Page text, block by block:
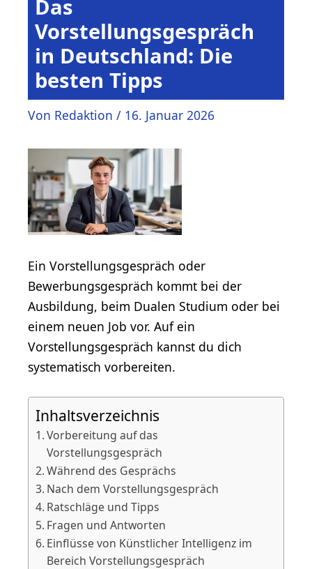
Das
Vorstellungsgespräch
in Deutschland: Die
besten Tipps
Von Redaktion / 16. Januar 2026
Ein Vorstellungsgespräch oder
Bewerbungsgespräch kommt bei der
Ausbildung, beim Dualen Studium oder bei
einem neuen Job vor. Auf ein
Vorstellungsgespräch kannst du dich
systematisch vorbereiten.
Inhaltsverzeichnis
Vorbereitung auf das
Vorstellungsgespräch
Während des Gesprächs
Nach dem Vorstellungsgespräch
Ratschläge und Tipps
Fragen und Antworten
Einflüsse von Künstlicher Intelligenz im
Bereich Vorstellungsgespräch